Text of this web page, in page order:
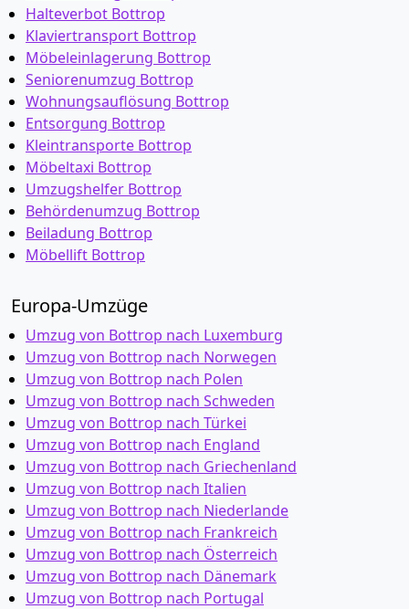
Halteverbot Bottrop
Klaviertransport Bottrop
Möbeleinlagerung Bottrop
Seniorenumzug Bottrop
Wohnungsauflösung Bottrop
Entsorgung Bottrop
Kleintransporte Bottrop
Möbeltaxi Bottrop
Umzugshelfer Bottrop
Behördenumzug Bottrop
Beiladung Bottrop
Möbellift Bottrop
Europa-Umzüge
Umzug von Bottrop nach Luxemburg
Umzug von Bottrop nach Norwegen
Umzug von Bottrop nach Polen
Umzug von Bottrop nach Schweden
Umzug von Bottrop nach Türkei
Umzug von Bottrop nach England
Umzug von Bottrop nach Griechenland
Umzug von Bottrop nach Italien
Umzug von Bottrop nach Niederlande
Umzug von Bottrop nach Frankreich
Umzug von Bottrop nach Österreich
Umzug von Bottrop nach Dänemark
Umzug von Bottrop nach Portugal